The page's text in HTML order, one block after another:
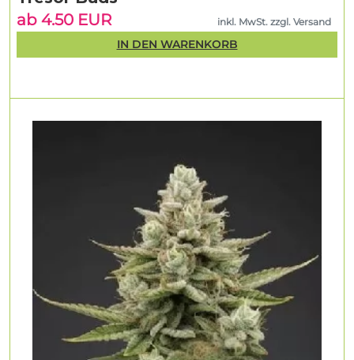
ab 4.50 EUR
inkl. MwSt. zzgl. Versand
IN DEN WARENKORB